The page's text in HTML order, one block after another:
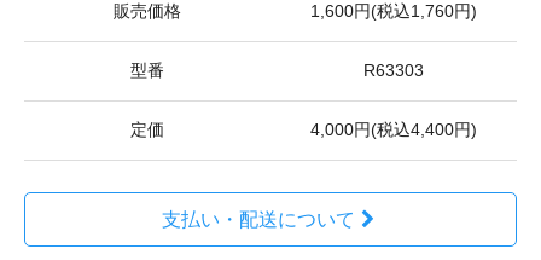
販売価格 1,600円(税込1,760円)
型番 R63303
定価 4,000円(税込4,400円)
支払い・配送について